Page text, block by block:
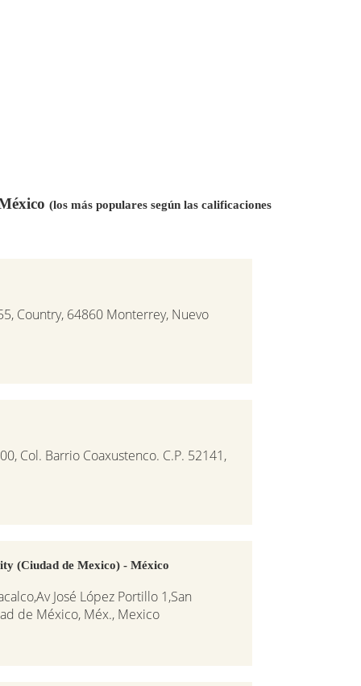
(los más populares según las calificaciones
Country, 64860 Monterrey, Nuevo
Col. Barrio Coaxustenco. C.P. 52141,
(Ciudad de Mexico) - México
José López Portillo 1,San
de México, Méx., Mexico